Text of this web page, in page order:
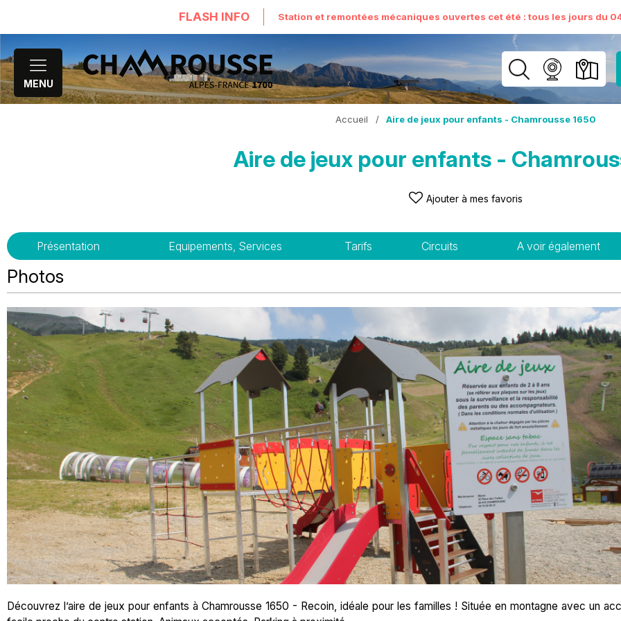
FLASH INFO Station et remontées mécaniques ouvertes cet été : tous les jours du
MENU
Accueil / Aire de jeux pour enfants - Chamrousse 1650
Aire de jeux pour enfants -
Ajouter à mes favoris
Présentation Equipements, Services Tarifs Circuits A voir également
Photos
Découvrez l’aire de jeux pour enfants à Chamrousse 1650 - Recoin, idéale pour les familles ! Située en montagne avec un